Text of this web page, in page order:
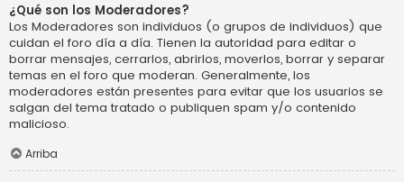
¿Qué son los Moderadores?
Los Moderadores son individuos (o grupos de individuos) que
cuidan el foro día a día. Tienen la autoridad para editar o
borrar mensajes, cerrarlos, abrirlos, moverlos, borrar y separar
temas en el foro que moderan. Generalmente, los
moderadores están presentes para evitar que los usuarios se
salgan del tema tratado o publiquen spam y/o contenido
malicioso.
Arriba